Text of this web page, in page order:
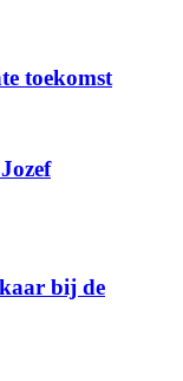
toekomst
bij de